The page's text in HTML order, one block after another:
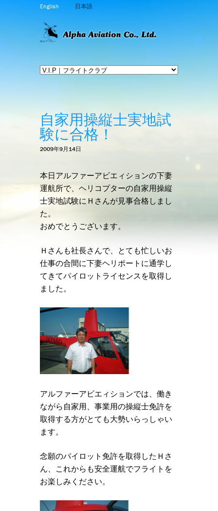
English 日本語
自家用操縦士実地試
験に合格！
2009年9月14日
本日アルファーアビエィションの下妻
運航所で、ヘリコプターの自家用操縦
士実地試験にＨさんが見事合格しまし
た。
おめでとうございます。
Ｈさんも社長さんで、とても忙しいお
仕事の合間に下妻ヘリポートに通学し
てきてパイロットライセンスを取得し
ました。
アルファーアビエィションでは、働き
ながら自家用、事業用の操縦士免許を
取得する方がとても大勢いらっしゃい
ます。
念願のパイロット免許を取得したＨさ
ん、これからも安全運航でフライトを
お楽しみください。